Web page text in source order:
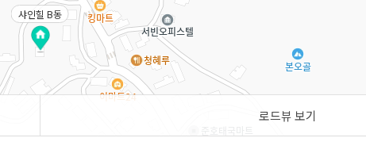
샤인힐 B동
로드뷰 보기